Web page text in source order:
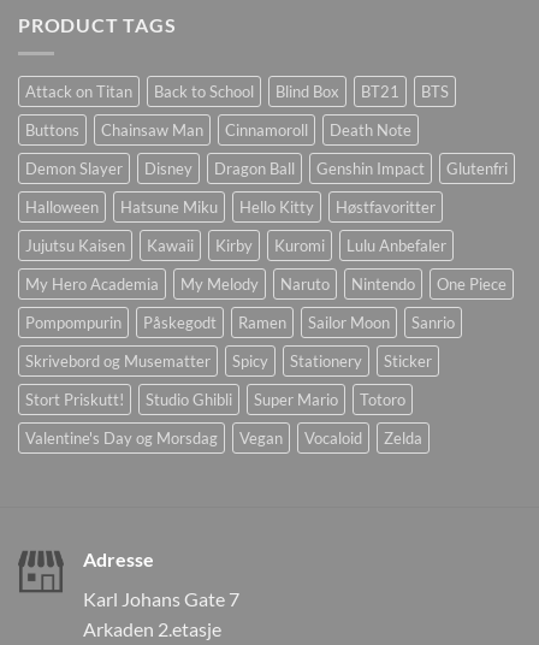
PRODUCT TAGS
Attack on Titan Back to School Blind Box BT21
BTS
Buttons
Chainsaw Man Cinnamoroll
Death Note
Demon Slayer
Disney Dragon Ball Genshin Impact
Glutenfri
Halloween
Hatsune Miku Hello Kitty
Høstfavoritter
Jujutsu Kaisen
Kawaii Kirby Kuromi
Lulu Anbefaler
My Hero Academia
My Melody Naruto Nintendo
One Piece
Pompompurin
Påskegodt Ramen Sailor Moon
Sanrio
Skrivebord og Musematter
Spicy Stationery
Sticker
Stort Priskutt!
Studio Ghibli Super Mario
Totoro
Valentine's Day og Morsdag
Vegan Vocaloid Zelda
Adresse
Karl Johans Gate 7
Arkaden 2.etasje